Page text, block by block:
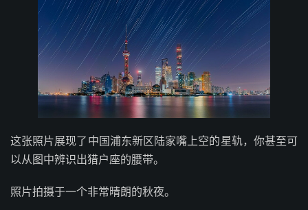
这张照片展现了中国浦东新区陆家嘴上空的星轨，你甚至可
以从图中辨识出猎户座的腰带。
照片拍摄于一个非常晴朗的秋夜。